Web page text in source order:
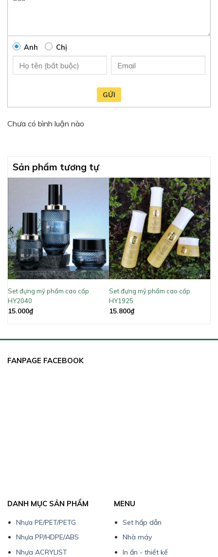
Anh Chị
GỬI
Chưa có bình luận nào
Sản phẩm tương tự
Set đựng mỹ phẩm cao cấp
HY2040
15.000₫
Set đựng mỹ phẩm cao cấp
HY1925
15.800₫
FANPAGE FACEBOOK
DANH MỤC SẢN PHẨM
Nhựa PE/PET/PETG
Nhựa PP/HDPE/ABS
Nhựa ACRYLIST
MENU
Set hấp dẫn
Nhà máy
In ấn - thiết kế